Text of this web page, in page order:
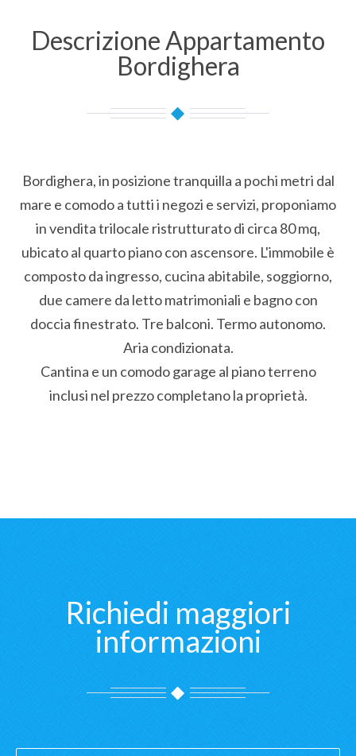
Descrizione Appartamento
Bordighera
Bordighera, in posizione tranquilla a pochi metri dal
mare e comodo a tutti i negozi e servizi, proponiamo
in vendita trilocale ristrutturato di circa 80 mq,
ubicato al quarto piano con ascensore. L'immobile è
composto da ingresso, cucina abitabile, soggiorno,
due camere da letto matrimoniali e bagno con
doccia finestrato. Tre balconi. Termo autonomo.
Aria condizionata.
Cantina e un comodo garage al piano terreno
inclusi nel prezzo completano la proprietà.
Richiedi maggiori
informazioni